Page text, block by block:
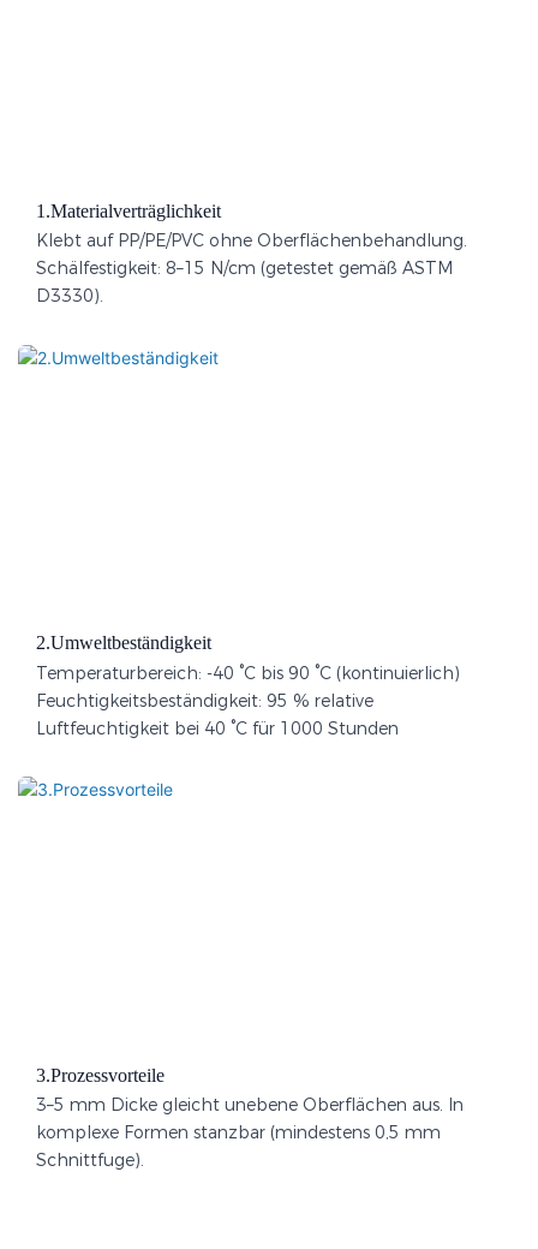
1.Materialverträglichkeit​
Klebt auf PP/PE/PVC ohne Oberflächenbehandlung.
Schälfestigkeit: 8–15 N/cm (getestet gemäß ASTM
D3330).
2.Umweltbeständigkeit​
Temperaturbereich: -40 °C bis 90 °C (kontinuierlich)
Feuchtigkeitsbeständigkeit: 95 % relative
Luftfeuchtigkeit bei 40 °C für 1000 Stunden
3.Prozessvorteile​
3–5 mm Dicke gleicht unebene Oberflächen aus. In
komplexe Formen stanzbar (mindestens 0,5 mm
Schnittfuge).